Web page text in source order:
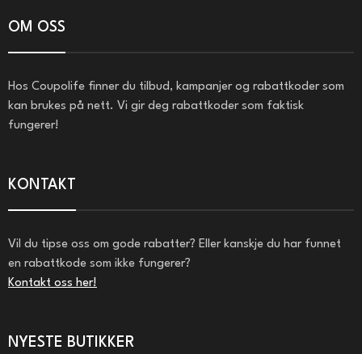
OM OSS
Hos Coupolife finner du tilbud, kampanjer og rabattkoder som
kan brukes på nett. Vi gir deg rabattkoder som faktisk
fungerer!
KONTAKT
Vil du tipse oss om gode rabatter? Eller kanskje du har funnet
en rabattkode som ikke fungerer?
Kontakt oss her!
NYESTE BUTIKKER